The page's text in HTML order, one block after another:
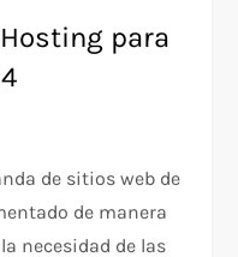
para
de sitios web de
de manera
necesidad de las